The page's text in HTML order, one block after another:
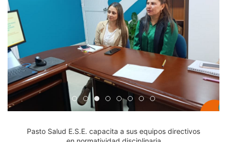
Edicto Emplazatorio a los Afiliados en el Régimen
Pasto Salud ESE lidera gestión institucional
Pasto Salud E.S.E. capacita a sus equipos
Último día para inscripciones en
Viceministro garantiza
Mil pesos que salvan vidas:
Cápsula 18-26 - Reporte
Cápsula 17-26 -
Pasto Salud E.S.E. capacita a sus equipos directivos